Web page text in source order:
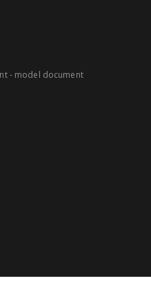
- model document